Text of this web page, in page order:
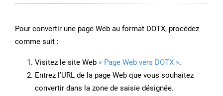
Pour convertir une page Web au format DOTX, procédez
comme suit :
Visitez le site Web « Page Web vers DOTX ».
Entrez l’URL de la page Web que vous souhaitez
convertir dans la zone de saisie désignée.